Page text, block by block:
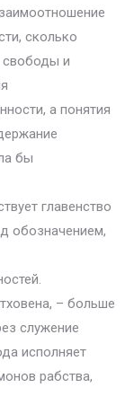
сколько
свободы и
а понятия
бы
главенство
обозначением,
– больше
служение
исполняет
рабства,